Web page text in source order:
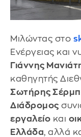
Μιλώντας στο
Ενέργειας και
Γιάννης
καθηγητής
Σωτήρης
Διάδρομος
εργαλείο και
Ελλάδα, αλλά